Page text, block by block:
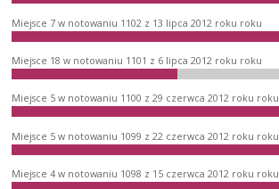
Miejsce 7 w notowaniu 1102 z 13 lipca 2012 roku roku
Miejsce 18 w notowaniu 1101 z 6 lipca 2012 roku roku
Miejsce 5 w notowaniu 1100 z 29 czerwca 2012 roku roku
Miejsce 5 w notowaniu 1099 z 22 czerwca 2012 roku roku
Miejsce 4 w notowaniu 1098 z 15 czerwca 2012 roku roku